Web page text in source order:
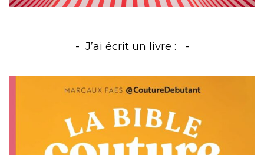
J’ai écrit un livre :